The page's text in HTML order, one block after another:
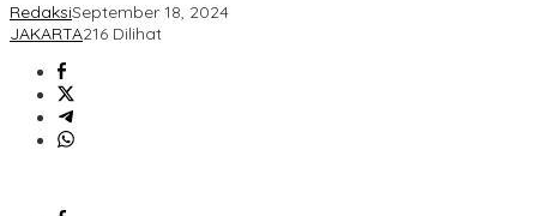
RedaksiSeptember 18, 2024
JAKARTA216 Dilihat